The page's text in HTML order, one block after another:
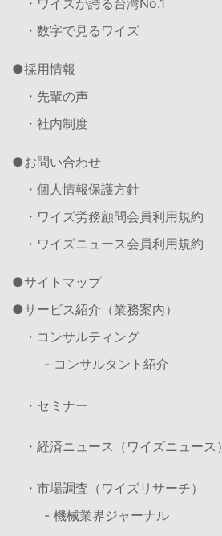
・ワイズが誇る台湾No.1
・数字で見るワイズ
採用情報
・先輩の声
・社内制度
お問い合わせ
・個人情報保護方針
・ワイズ労務顧問会員利用規約
・ワイズニュース会員利用規約
サイトマップ
サービス紹介（業務案内）
・コンサルティング
- コンサルタント紹介
・セミナー
・経済ニュース（ワイズニュース）
・市場調査（ワイズリサーチ）
- 機械業界ジャーナル